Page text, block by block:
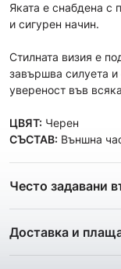
Яката е снабдена с
и сигурен начин.
Стилната визия е
завършва силуета
увереност във
ЦВЯТ: Черен
СЪСТАВ: Външна
Често задавани
ще получа?
Доставка и